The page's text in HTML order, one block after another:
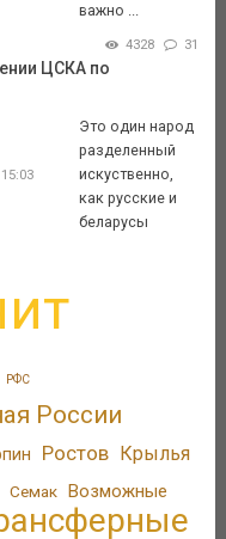
важно ...
4328 31
ЦСКА по
Это один народ
разделенный
искуственно,
как русские и
беларусы
РФС
России
Ростов
Крылья
Семак Возможные